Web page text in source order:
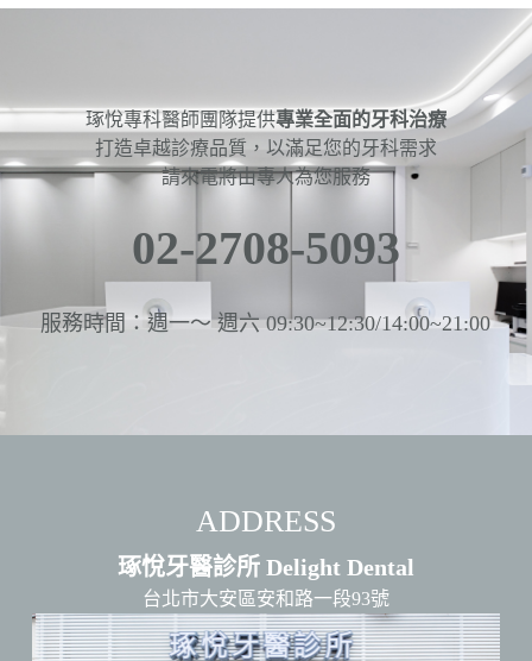
琢悅專科醫師團隊提供專業全面的牙科治療
打造卓越診療品質，以滿足您的牙科需求
請來電將由專人為您服務
02-2708-5093
服務時間：週一～ 週六 09:30~12:30/14:00~21:00
ADDRESS
琢悅牙醫診所 Delight Dental
台北市大安區安和路一段93號